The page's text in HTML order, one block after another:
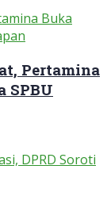
Pertamina
SPBU